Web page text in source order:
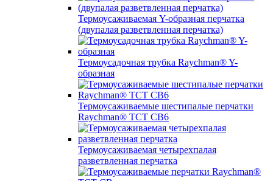
Термоусаживаемая Y-образная перчатка
(двупалая разветвленная перчатка)
Термоусадочная трубка Raychman® Y-
образная
Термоусаживаемые шестипалые перчатки
Raychman® ТСТ СВ6
Термоусаживаемая четырехпалая
разветвленная перчатка